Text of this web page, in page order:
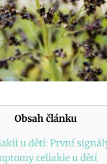
Obsah článku
u dětí: První
celiakie u dětí